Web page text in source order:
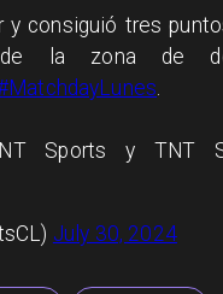
y consiguió tres
la zona de
Sports y TNT
July 30, 2024